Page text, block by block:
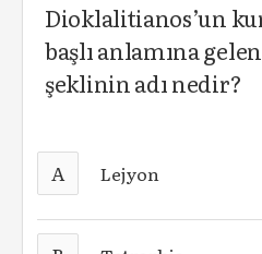
Dioklalitianos’un
başlı anlamına
şeklinin adı nedir?
A Lejyon